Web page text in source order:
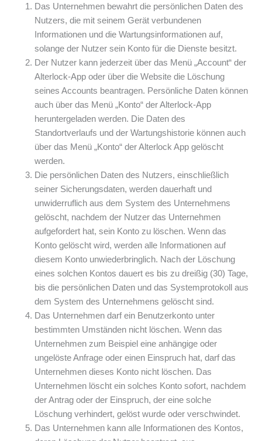
Das Unternehmen bewahrt die persönlichen Daten des
Nutzers, die mit seinem Gerät verbundenen
Informationen und die Wartungsinformationen auf,
solange der Nutzer sein Konto für die Dienste besitzt.
Der Nutzer kann jederzeit über das Menü „Account“ der
Alterlock-App oder über die Website die Löschung
seines Accounts beantragen. Persönliche Daten können
auch über das Menü „Konto“ der Alterlock-App
heruntergeladen werden. Die Daten des
Standortverlaufs und der Wartungshistorie können auch
über das Menü „Konto“ der Alterlock App gelöscht
werden.
Die persönlichen Daten des Nutzers, einschließlich
seiner Sicherungsdaten, werden dauerhaft und
unwiderruflich aus dem System des Unternehmens
gelöscht, nachdem der Nutzer das Unternehmen
aufgefordert hat, sein Konto zu löschen. Wenn das
Konto gelöscht wird, werden alle Informationen auf
diesem Konto unwiederbringlich. Nach der Löschung
eines solchen Kontos dauert es bis zu dreißig (30) Tage,
bis die persönlichen Daten und das Systemprotokoll aus
dem System des Unternehmens gelöscht sind.
Das Unternehmen darf ein Benutzerkonto unter
bestimmten Umständen nicht löschen. Wenn das
Unternehmen zum Beispiel eine anhängige oder
ungelöste Anfrage oder einen Einspruch hat, darf das
Unternehmen dieses Konto nicht löschen. Das
Unternehmen löscht ein solches Konto sofort, nachdem
der Antrag oder der Einspruch, der eine solche
Löschung verhindert, gelöst wurde oder verschwindet.
Das Unternehmen kann alle Informationen des Kontos,